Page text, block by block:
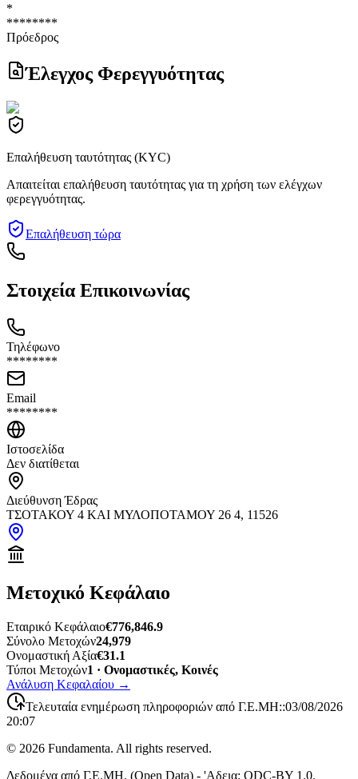
*
********
Πρόεδρος
Έλεγχος Φερεγγυότητας
Επαλήθευση ταυτότητας (KYC)
Απαιτείται επαλήθευση ταυτότητας για τη χρήση των ελέγχων
φερεγγυότητας.
Επαλήθευση τώρα
Στοιχεία Επικοινωνίας
Τηλέφωνο
********
Email
********
Ιστοσελίδα
Δεν διατίθεται
Διεύθυνση Έδρας
ΤΣΟΤΑΚΟΥ 4 ΚΑΙ ΜΥΛΟΠΟΤΑΜΟΥ 26 4, 11526
Μετοχικό Κεφάλαιο
Εταιρικό Κεφάλαιο€776,846.9
Σύνολο Μετοχών24,979
Ονομαστική Αξία€31.1
Τύποι Μετοχών1 · Ονομαστικές, Κοινές
Ανάλυση Κεφαλαίου →
Τελευταία ενημέρωση πληροφοριών από Γ.Ε.ΜΗ::03/08/2026
20:07
© 2026 Fundamenta. All rights reserved.
Δεδομένα από Γ.Ε.ΜΗ. (Open Data) - 'Αδεια: ODC-BY 1.0.